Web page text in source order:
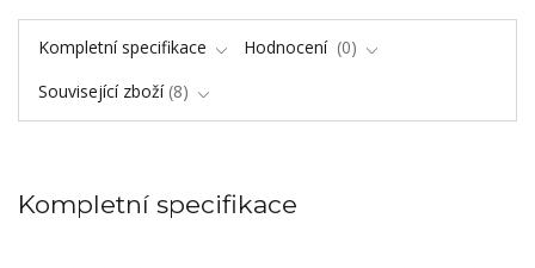
Kompletní specifikace Hodnocení
0
Související zboží 8
Kompletní specifikace